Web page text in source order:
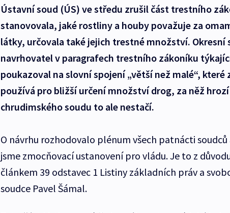
Ústavní soud (ÚS) ve středu zrušil část trestního
stanovovala, jaké rostliny a houby považuje za
látky, určovala také jejich trestné množství. Okresní
navrhovatel v paragrafech trestního zákoníku
poukazoval na slovní spojení „větší než malé“, které
používá pro bližší určení množství drog, za něž
chrudimského soudu to ale nestačí.
O návrhu rozhodovalo plénum všech patnácti soudců
jsme zmocňovací ustanovení pro vládu. Je to z
článkem 39 odstavec 1 Listiny základních práv a
soudce Pavel Šámal.